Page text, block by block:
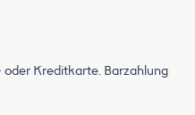
oder Kreditkarte. Barzahlung